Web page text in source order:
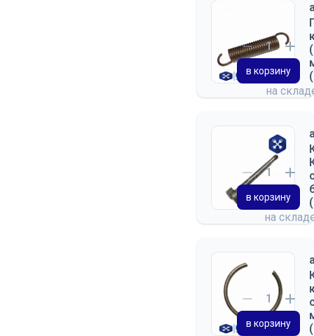
на
в корзину
на
в корзину
в корзину